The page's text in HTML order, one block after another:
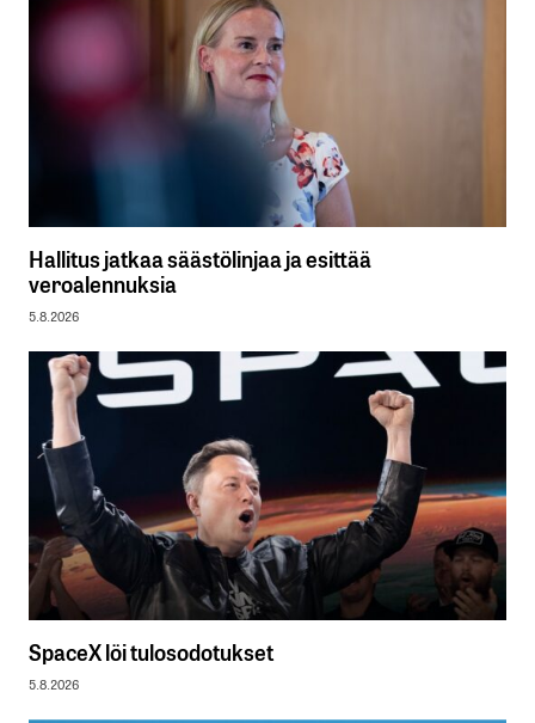
Hallitus jatkaa säästölinjaa ja esittää
veroalennuksia
5.8.2026
SpaceX löi tulosodotukset
5.8.2026